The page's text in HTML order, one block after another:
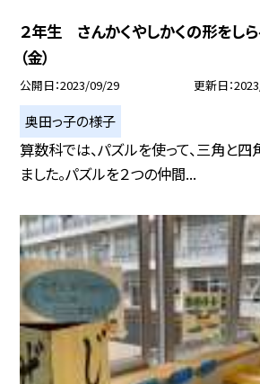
２年生 さんかくやしかくの形をしら
（金）
公開日 2023/09/29 更新日
奥田っ子の様子
算数科では、パズルを使って、三角と
ました。パズルを２つの仲間...